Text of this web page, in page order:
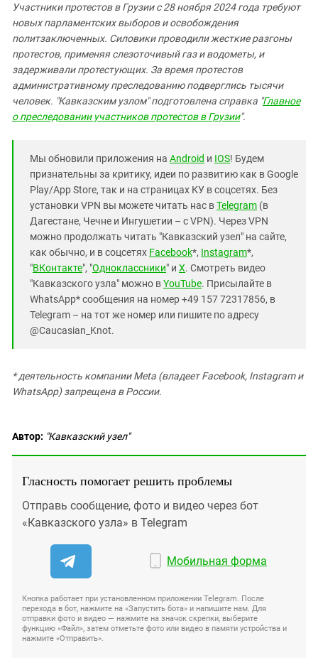
Участники протестов в Грузии с 28 ноября 2024 года требуют
новых парламентских выборов и освобождения
политзаключенных. Силовики проводили жесткие разгоны
протестов, применяя слезоточивый газ и водометы, и
задерживали протестующих. За время протестов
административному преследованию подверглись тысячи
человек. "Кавказским узлом" подготовлена справка "Главное
о преследовании участников протестов в Грузии".
Мы обновили приложения на Android и IOS! Будем
признательны за критику, идеи по развитию как в Google
Play/App Store, так и на страницах КУ в соцсетях. Без
установки VPN вы можете читать нас вTelegram (в
Дагестане, Чечне и Ингушетии – с VPN). Через VPN
можно продолжать читать "Кавказский узел" на сайте,
как обычно, и в соцсетях Facebook*, Instagram*,
"ВКонтакте", "Одноклассники" и X. Смотреть видео
"Кавказского узла" можно вYouTube. Присылайте в
WhatsApp* сообщения на номер +49 157 72317856, в
Telegram – на тот же номер или пишите по адресу
@Caucasian_Knot.
* деятельность компании Meta (владеет Facebook, Instagram и
WhatsApp) запрещена в России.
Автор: "Кавказский узел"
Гласность помогает решить проблемы
Отправь сообщение, фото и видео через бот
«Кавказского узла» в Telegram
Мобильная форма
Кнопка работает при установленном приложении Telegram. После
перехода в бот, нажмите на «Запустить бота» и напишите нам. Для
отправки фото и видео — нажмите на значок скрепки, выберите
функцию «Файл», затем отметьте фото или видео в памяти устройства и
нажмите «Отправить».